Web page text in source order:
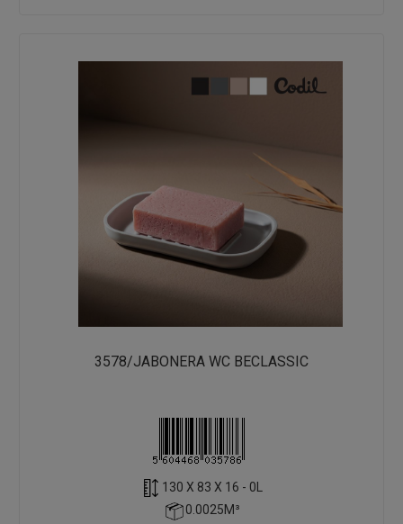
3578/JABONERA WC BECLASSIC
130 X 83 X 16 - 0L
0.0025M³